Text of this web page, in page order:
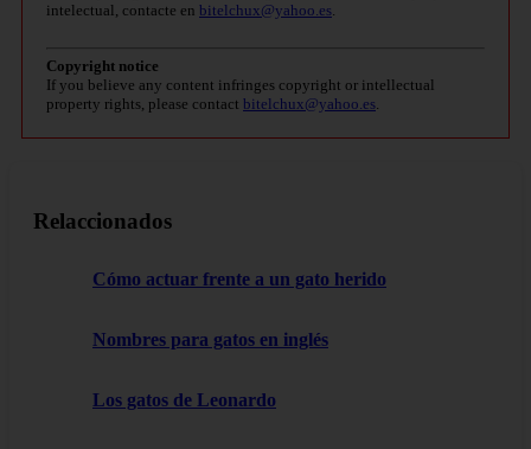
intelectual, contacte en bitelchux@yahoo.es.
Copyright notice
If you believe any content infringes copyright or intellectual
property rights, please contact bitelchux@yahoo.es.
Relaccionados
Cómo actuar frente a un gato herido
Nombres para gatos en inglés
Los gatos de Leonardo